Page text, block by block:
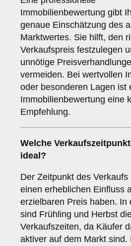
Immobilienbewertung gibt
genaue Einschätzung des
Marktwertes. Sie hilft, den
Verkaufspreis festzulegen
unnötige
vermeiden. Bei wertvollen
oder besonderen Lagen ist
Immobilienbewertung eine
Empfehlung.
Welche
ideal?
Der Zeitpunkt des Verkaufs
einen erheblichen Einfluss
erzielbaren Preis haben. In
sind Frühling und Herbst
Verkaufszeiten, da Käufer
aktiver auf dem Markt sind.